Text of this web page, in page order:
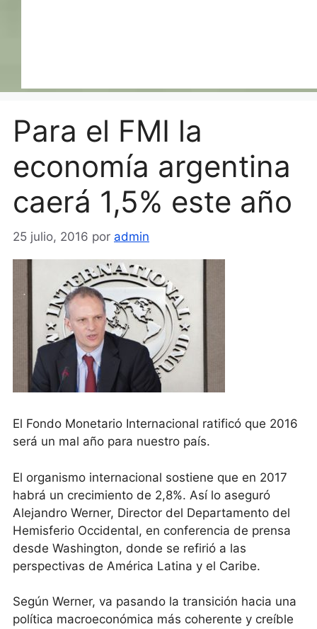
Para el FMI la
economía argentina
caerá 1,5% este año
25 julio, 2016 por admin
El Fondo Monetario Internacional ratificó que 2016
será un mal año para nuestro país.
El organismo internacional sostiene que en 2017
habrá un crecimiento de 2,8%. Así lo aseguró
Alejandro Werner, Director del Departamento del
Hemisferio Occidental, en conferencia de prensa
desde Washington, donde se refirió a las
perspectivas de América Latina y el Caribe.
Según Werner, va pasando la transición hacia una
política macroeconómica más coherente y creíble